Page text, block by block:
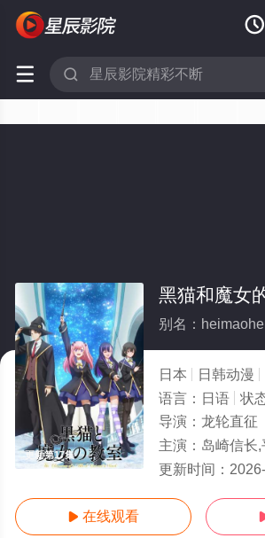

 
更新第17集
黑猫和魔女
别名：
日本 日韩动漫
语言： 日语 状
导演： 龙轮直征
主演： 岛崎信长,平川大辅,花泽香菜
更新时间：
 在线观看